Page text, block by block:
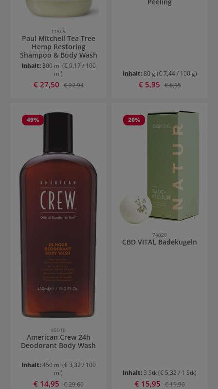
11505
Paul Mitchell Tea Tree
Hemp Restoring
Shampoo & Body Wash
Inhalt: 300 ml (€ 9,17 / 100
ml)
Verkaufspreis:
€ 27,50 Regulärer Preis:
€ 32,94
Inhalt:80 g (€ 7,44 / 100 g)
Verkaufspreis:
€ 5,95 Regulärer Preis:
€ 6,95
49%
85010
American Crew 24h
Deodorant Body Wash
Inhalt:450 ml (€ 3,32 / 100
ml)
Verkaufspreis:
€ 14,95 Regulärer Preis:
€ 29,60
20%
74028
CBD VITAL Badekugeln
Inhalt: 3 Stk(€ 5,32 / 1 Stk)
Verkaufspreis:
€ 15,95 Regulärer Preis:
€ 19,90